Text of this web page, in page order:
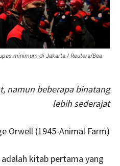
minimum di Jakarta./ Reuters/Bea
namun beberapa binatang
lebih sederajat
Orwell (1945-Animal Farm)
kitab pertama yang